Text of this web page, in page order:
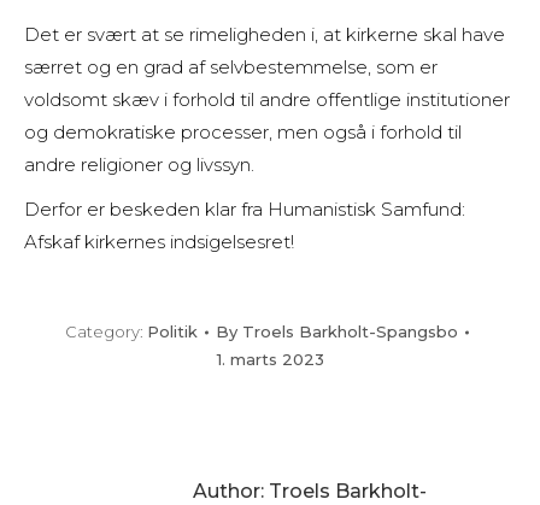
Det er svært at se rimeligheden i, at kirkerne skal have
særret og en grad af selvbestemmelse, som er
voldsomt skæv i forhold til andre offentlige institutioner
og demokratiske processer, men også i forhold til
andre religioner og livssyn.
Derfor er beskeden klar fra Humanistisk Samfund:
Afskaf kirkernes indsigelsesret!
Category: Politik By Troels Barkholt-Spangsbo
1. marts 2023
Author: Troels Barkholt-